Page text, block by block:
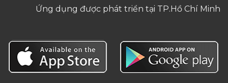
Ứng dụng được phát triển tại TP.Hồ Chí Minh